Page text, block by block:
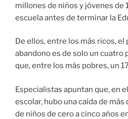
millones de niños y jóvenes de
escuela antes de terminar la
De ellos, entre los más ricos,
abandono es de solo un cuatro
que, entre los más pobres, un
Especialistas apuntan que, en
escolar, hubo una caída de
de niños de cero a cinco años